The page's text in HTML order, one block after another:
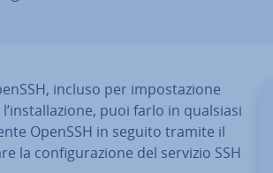
incluso per im­po­sta­zio­ne
puoi farlo in qualsiasi
OpenSSH in seguito tramite il
la con­fi­gu­ra­zio­ne del servizio SSH